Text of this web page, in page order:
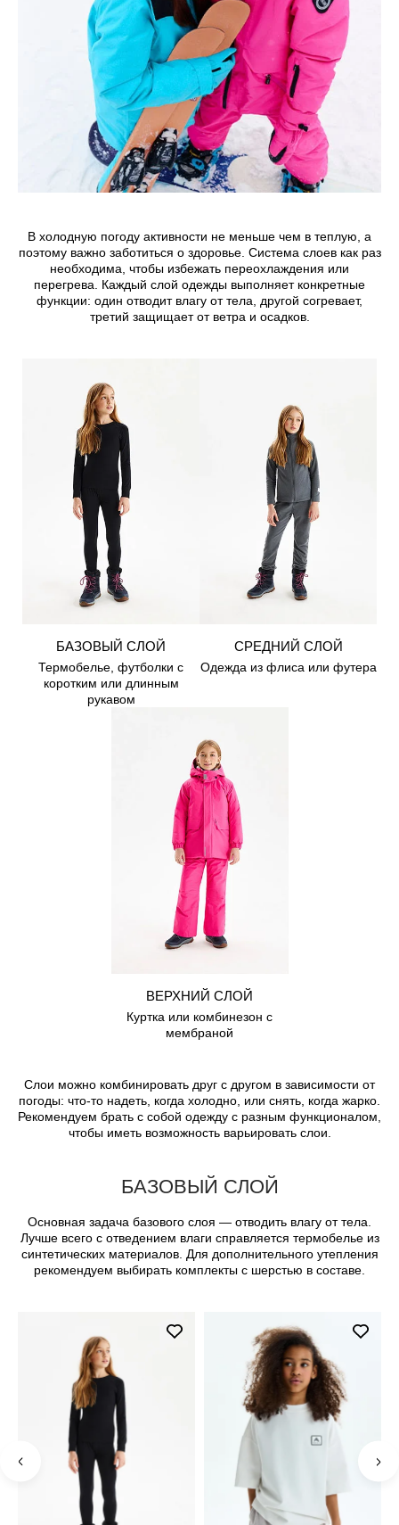
Футболки, топы, лонгсливы
Спортивные костюмы
Спортивная одежда
Купальники
Аксессуары
Флис, термобелье
Готовые решения для школы
Варежки, перчатки
Футболки, лонгсливы
Спортивные костюмы
Спортивная одежда
Флис, термобелье
Аксессуары
Готовые решения для школы
Последний размер
В холодную погоду активности не меньше чем в теплую, а
поэтому важно заботиться о здоровье. Система слоев как раз
необходима, чтобы избежать переохлаждения или
перегрева. Каждый слой одежды выполняет конкретные
функции: один отводит влагу от тела, другой согревает,
третий защищает от ветра и осадков.
БАЗОВЫЙ СЛОЙ
Термобелье, футболки с
коротким или длинным
рукавом
СРЕДНИЙ СЛОЙ
Одежда из флиса или футера
ВЕРХНИЙ СЛОЙ
Куртка или комбинезон с
мембраной
Слои можно комбинировать друг с другом в зависимости от
погоды: что-то надеть, когда холодно, или снять, когда жарко.
Рекомендуем брать с собой одежду с разным функционалом,
чтобы иметь возможность варьировать слои.
БАЗОВЫЙ СЛОЙ
Основная задача базового слоя — отводить влагу от тела.
Лучше всего с отведением влаги справляется термобелье из
синтетических материалов. Для дополнительного утепления
рекомендуем выбирать комплекты с шерстью в составе.